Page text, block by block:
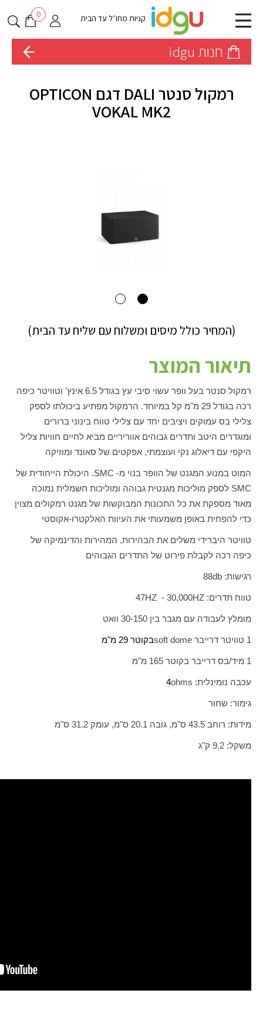
קניות מחו״ל עד הבית 0
חנות idgu
רמקול סנטר DALI דגם OPTICON
VOKAL MK2
(המחיר כולל מיסים ומשלוח עם שליח עד הבית)
תיאור המוצר
רמקול סנטר בעל וופר עשוי סיבי עץ בגודל 6.5 אינץ' וטוויטר כיפה
רכה בגודל 29 מ"מ קל במיוחד. הרמקול מפתיע ביכולתו לספק
צלילי בס עמוקים ויציבים יחד עם צלילי טווח בינוני ברורים
ומוגדרים היטב ותדרים גבוהים אווריריים מביא לחיים חוויות צליל
היקפי עם דיאלוג נקי ועוצמתי, אפקטים של סאונד ומוזיקה
המוט במנוע המגנט של הוופר בנוי מ- SMC. היכולת הייחודית של
SMC לספק מוליכות מגנטית גבוהה ומוליכות חשמלית נמוכה
מאוד מספקת את כל התכונות המבוקשות של מגנט רמקולים מצוין
כדי להפחית באופן משמעותי את העיוות האלקטרו-אקוסטי
טוויטר היברידי משלים את הבהירות, המהירות והדינמיקה של
כיפה רכה לקבלת פירוט של התדרים הגבוהים
רגישות: db
88
טווח תדרים: HZ
30,000 -
HZ
47
מומלץ לעבודה עם מגבר בין 30-150 וואט
1 טוויטר דרייבר soft domeבקוטר 29 מ"מ
1 מיד/בס דרייבר בקוטר 165 מ"מ
עכבה נומינלית: ohms
4
גימור: שחור
מידות: רוחב 43.5 ס"מ, גובה 20.1 ס"מ, עומק 31.2 ס"מ
משקל: 9.2 ק"ג